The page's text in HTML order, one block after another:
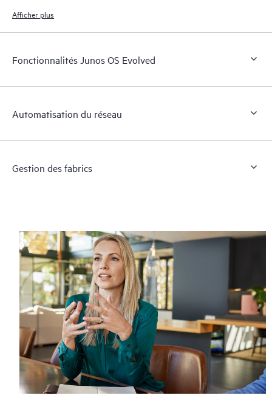
Afficher plus
Fonctionnalités Junos OS Evolved
Automatisation du réseau
Gestion des fabrics